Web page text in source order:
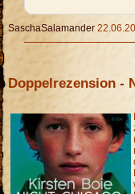
SaschaSalamander
Doppelrezension -